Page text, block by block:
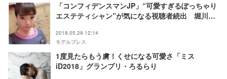
「コンフィデンスマンJP」“可愛すぎるぽっちゃり
エステティシャン”が気になる視聴者続出 堀川杏
に
2018.05.29 12:14
モデルプレス
1度見たらもう虜！くせになる可愛さ「ミス
iD2018」グランプリ・ろるらり